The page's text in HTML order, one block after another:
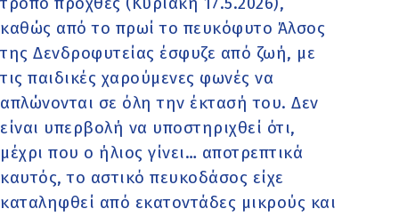
τρόπο προχθές (Κυριακή 17.5.2026),
καθώς από το πρωί το πευκόφυτο Άλσος
της Δενδροφυτείας έσφυζε από ζωή, με
τις παιδικές χαρούμενες φωνές να
απλώνονται σε όλη την έκτασή του. Δεν
είναι υπερβολή να υποστηριχθεί ότι,
μέχρι που ο ήλιος γίνει… αποτρεπτικά
καυτός, το αστικό πευκοδάσος είχε
καταληφθεί από εκατοντάδες μικρούς και